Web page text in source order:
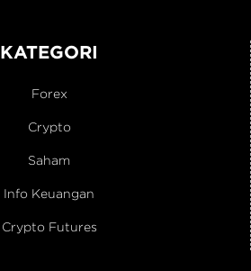
KATEGORI
Forex
Crypto
Saham
Info Keuangan
Crypto Futures